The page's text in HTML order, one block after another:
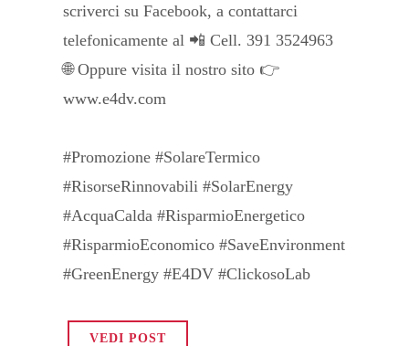
scriverci su Facebook, a contattarci
telefonicamente al 📲 Cell. 391 3524963
🌐 Oppure visita il nostro sito 👉
www.e4dv.com
#Promozione #SolareTermico
#RisorseRinnovabili #SolarEnergy
#AcquaCalda #RisparmioEnergetico
#RisparmioEconomico #SaveEnvironment
#GreenEnergy #E4DV #ClickosoLab
VEDI POST